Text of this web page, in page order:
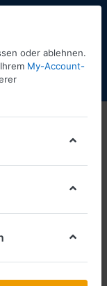
oder ablehnen.
My-Account-